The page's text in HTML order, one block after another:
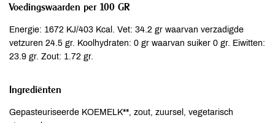
Voedingswaarden per 100 GR
Energie: 1672 KJ/403 Kcal. Vet: 34.2 gr waarvan verzadigde
vetzuren 24.5 gr. Koolhydraten: 0 gr waarvan suiker 0 gr. Eiwitten:
23.9 gr. Zout: 1.72 gr.
Ingrediënten
Gepasteuriseerde KOEMELK**, zout, zuursel, vegetarisch